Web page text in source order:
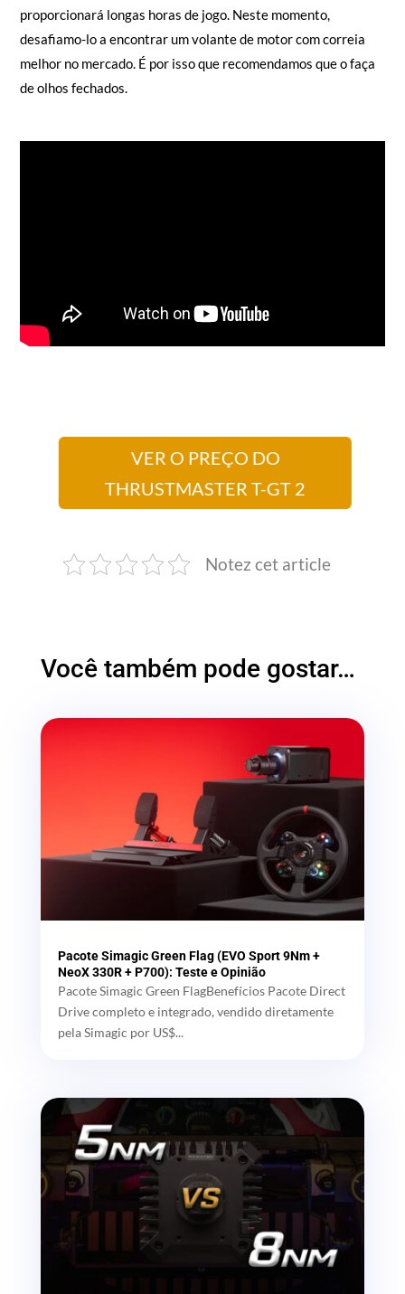
proporcionará longas horas de jogo. Neste momento,
desafiamo-lo a encontrar um volante de motor com correia
melhor no mercado. É por isso que recomendamos que o faça
de olhos fechados.
VER O PREÇO DO
THRUSTMASTER T-GT 2
Notez cet article
Você também pode gostar…
Pacote Simagic Green Flag (EVO Sport 9Nm +
NeoX 330R + P700): Teste e Opinião
Pacote Simagic Green FlagBenefícios Pacote Direct
Drive completo e integrado, vendido diretamente
pela Simagic por US$...